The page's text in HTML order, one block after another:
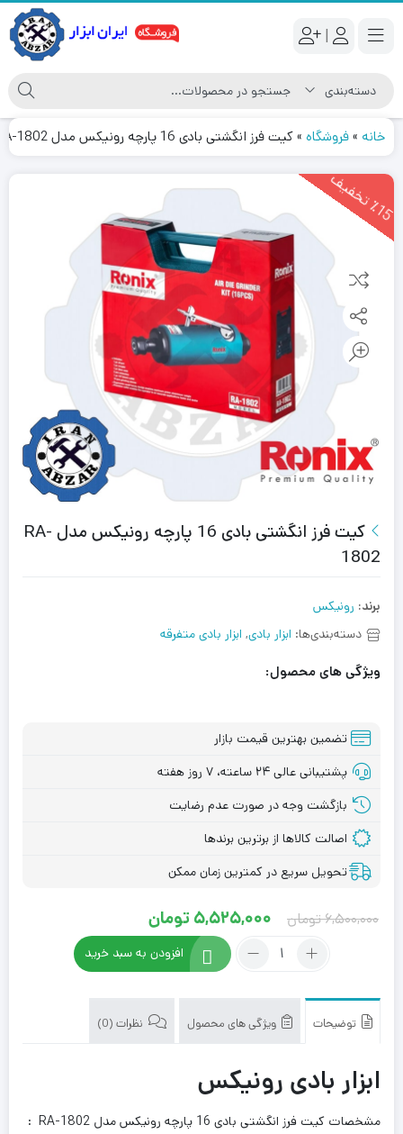
|
خانه »فروشگاه »کیت فرز انگشتی بادی 16 پارچه رونیکس مدل RA-1802
٪1
5
ت
خ
ف
یف
کیت فرز انگشتی بادی 16 پارچه رونیکس مدل RA-
1802
برند: رونیکس
دسته‌بندی‌ها: ابزار بادی, ابزار بادی متفرقه
ویژگی های محصول:
تضمین بهترین قیمت بازار
پشتیبانی عالی ۲۴ ساعته، ۷ روز هفته
بازگشت وجه در صورت عدم رضایت
اصالت کالاها از برترین برندها
تحویل سریع در کمترین زمان ممکن
6,500,000تومان
Original
5,525,000 تومان
price
is:
تعداد:
بادی
رونیکس
RA-
افزودن به سبد خرید
توضیحات ویژگی های محصول نظرات (0)
ابزار بادی رونیکس
مشخصات کیت فرز انگشتی بادی 16 پارچه رونیکس مدل RA-1802 :